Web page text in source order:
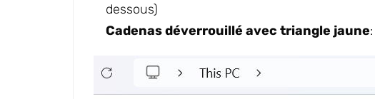
dessous)
Cadenas déverrouillé avec triangle jaune